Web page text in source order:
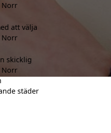
Norr
att välja
Norr
skicklig
Norr
städer